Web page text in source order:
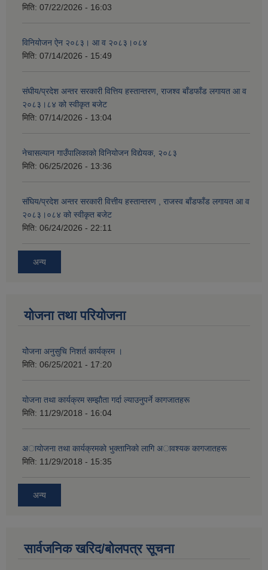
मिति: 07/22/2026 - 16:03
विनियोजन ऐन २०८३। आ व २०८३।०८४
मिति: 07/14/2026 - 15:49
संघीय/प्रदेश अन्तर सरकारी वित्तिय हस्तान्तरण, राजश्व बाँडफाँड लगायत आ व
२०८३।८४ को स्वीकृत बजेट
मिति: 07/14/2026 - 13:04
नेचासल्यान गाउँपालिकाको विनियोजन विद्येयक, २०८३
मिति: 06/25/2026 - 13:36
संघिय/प्रदेश अन्तर सरकारी वित्तीय हस्तान्तरण , राजस्व बाँडफाँड लगायत आ व
२०८३।०८४ को स्वीकृत बजेट
मिति: 06/24/2026 - 22:11
अन्य
योजना तथा परियोजना
योेजना अनुसुचि निशर्त कार्यक्रम ।
मिति: 06/25/2021 - 17:20
याेजना तथा कार्यक्रम सम्झाैता गर्दा ल्याउनुपर्ने कागजातहरू
मिति: 11/29/2018 - 16:04
अायाेजना तथा कार्यक्रमकाे भुक्तानिकाे लागि अावश्यक कागजातहरू
मिति: 11/29/2018 - 15:35
अन्य
सार्वजनिक खरिद/बोलपत्र सूचना